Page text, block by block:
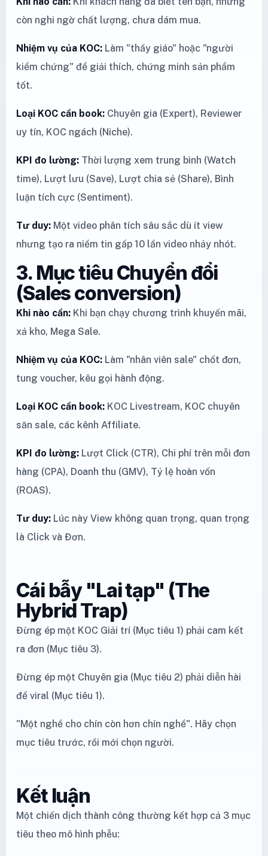
còn nghi ngờ chất lượng, chưa dám mua.
Nhiệm vụ của KOC: Làm "thầy giáo" hoặc "người
kiểm chứng" để giải thích, chứng minh sản phẩm
tốt.
Loại KOC cần book: Chuyên gia (Expert), Reviewer
uy tín, KOC ngách (Niche).
KPI đo lường: Thời lượng xem trung bình (Watch
time), Lượt lưu (Save), Lượt chia sẻ (Share), Bình
luận tích cực (Sentiment).
Tư duy: Một video phân tích sâu sắc dù ít view
nhưng tạo ra niềm tin gấp 10 lần video nhảy nhót.
3. Mục tiêu Chuyển đổi
(Sales conversion)
Khi nào cần: Khi bạn chạy chương trình khuyến mãi,
xả kho, Mega Sale.
Nhiệm vụ của KOC: Làm "nhân viên sale" chốt đơn,
tung voucher, kêu gọi hành động.
Loại KOC cần book: KOC Livestream, KOC chuyên
săn sale, các kênh Affiliate.
KPI đo lường: Lượt Click (CTR), Chi phí trên mỗi đơn
hàng (CPA), Doanh thu (GMV), Tỷ lệ hoàn vốn
(ROAS).
Tư duy: Lúc này View không quan trọng, quan trọng
là Click và Đơn.
Cái bẫy "Lai tạp" (The
Hybrid Trap)
Đừng ép một KOC Giải trí (Mục tiêu 1) phải cam kết
ra đơn (Mục tiêu 3).
Đừng ép một Chuyên gia (Mục tiêu 2) phải diễn hài
để viral (Mục tiêu 1).
"Một nghề cho chín còn hơn chín nghề". Hãy chọn
mục tiêu trước, rồi mới chọn người.
Kết luận
Một chiến dịch thành công thường kết hợp cả 3 mục
tiêu theo mô hình phễu: